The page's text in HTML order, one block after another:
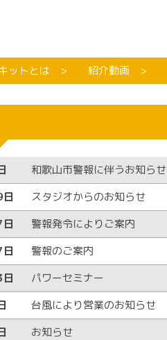
ットとは 紹介動画
和歌山市警報に伴うお知らせ
スタジオからのお知らせ
警報発令によりご案内
警報のご案内
パワーセミナー
台風により営業のお知らせ
お知らせ